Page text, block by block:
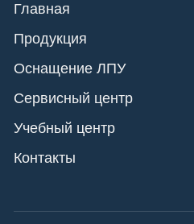
Главная
Продукция
Оснащение ЛПУ
Сервисный центр
Учебный центр
Контакты